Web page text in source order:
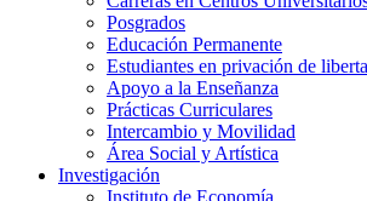
Posgrados
Educación Permanente
Estudiantes en privación de
Apoyo a la Enseñanza
Prácticas Curriculares
Intercambio y Movilidad
Área Social y Artística
Investigación